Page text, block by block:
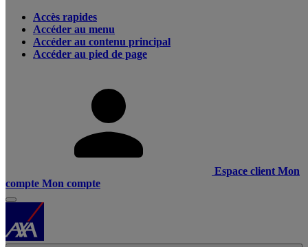
Accès rapides
Accéder au menu
Accéder au contenu principal
Accéder au pied de page
Espace client Mon
compte Mon compte